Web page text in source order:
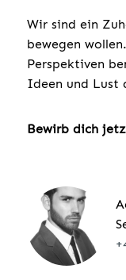
Wir sind ein
bewegen
Perspektiven
Ideen und Lust
Bewirb dich